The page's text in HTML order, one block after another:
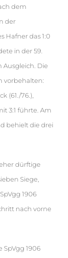
dem
der
Hafner das 1:0
in der 59.
Ausgleich. Die
vorbehalten:
(61./76.),
3:1 führte. Am
behielt die drei
dürftige
Siege,
1906
nach vorne
1906